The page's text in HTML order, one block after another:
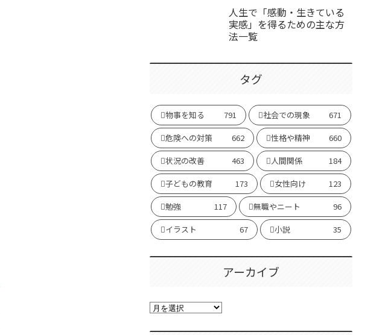
人生で「感動・生きている
実感」を得るための主な方
法一覧
タグ
物事を知る 791 社会での現象
671
危険への対策
662 性格や精神
660
状況の改善
463 人間関係
184
子どもの教育
173 女性向け
123
勉強
117 無職やニート
96
イラスト
67 小説 35
アーカイブ